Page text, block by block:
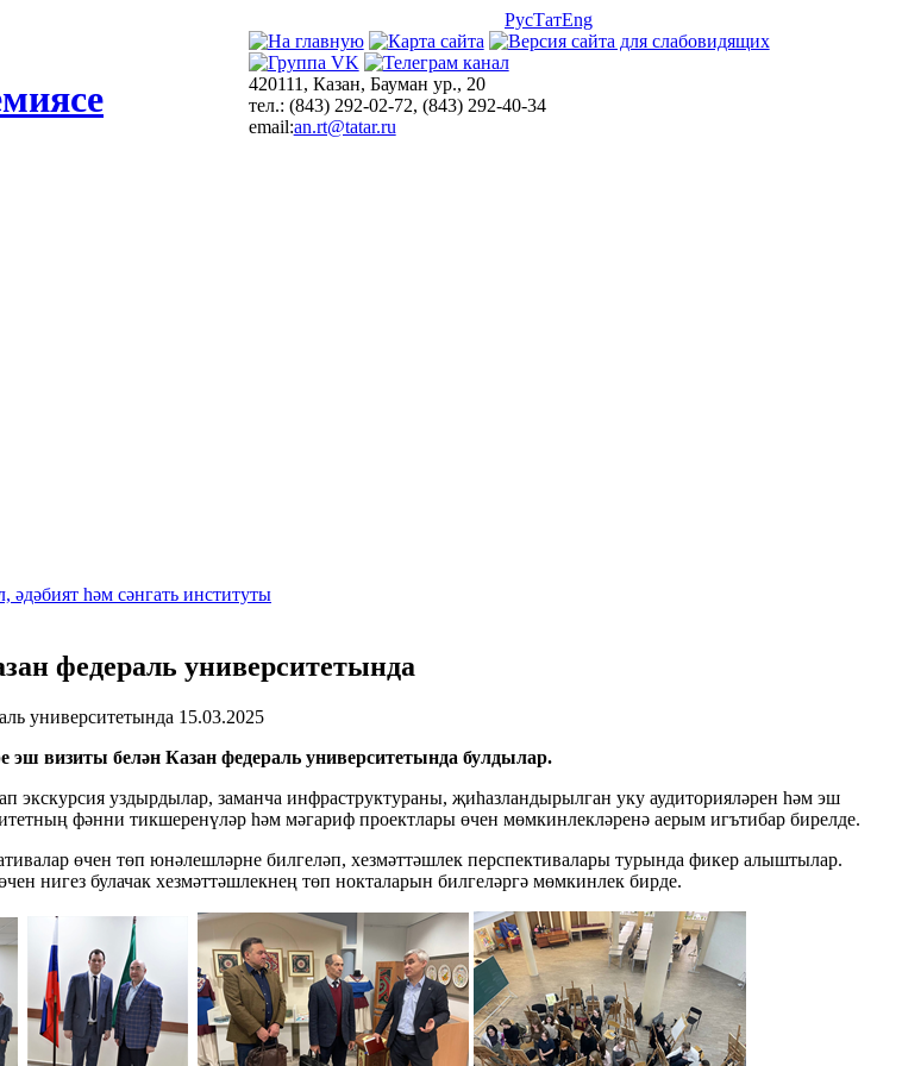
РусТатEng
420111, Казан, Бауман ур., 20
тел.: (843) 292-02-72, (843) 292-40-34
email:an.rt@tatar.ru
әдәбият һәм сәнгать институты
федераль университетында
15.03.2025
визиты белән Казан федераль университетында булдылар.
экскурсия уздырдылар, заманча инфраструктураны, җиһазландырылган уку аудиторияләрен һәм эш
фәнни тикшеренүләр һәм мәгариф проектлары өчен мөмкинлекләренә аерым игътибар бирелде.
өчен төп юнәлешләрне билгеләп, хезмәттәшлек перспективалары турында фикер алыштылар.
нигез булачак хезмәттәшлекнең төп нокталарын билгеләргә мөмкинлек бирде.